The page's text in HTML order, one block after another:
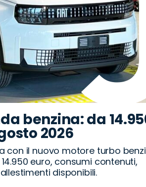
benzina: da
2026
con il nuovo motore turbo
euro, consumi contenuti,
disponibili.